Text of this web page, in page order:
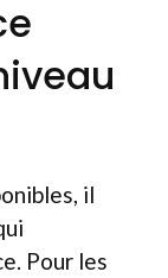
il
Pour les